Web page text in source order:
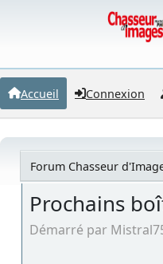
Accueil Connexion
Forum Chasseur
Prochains
Démarré par